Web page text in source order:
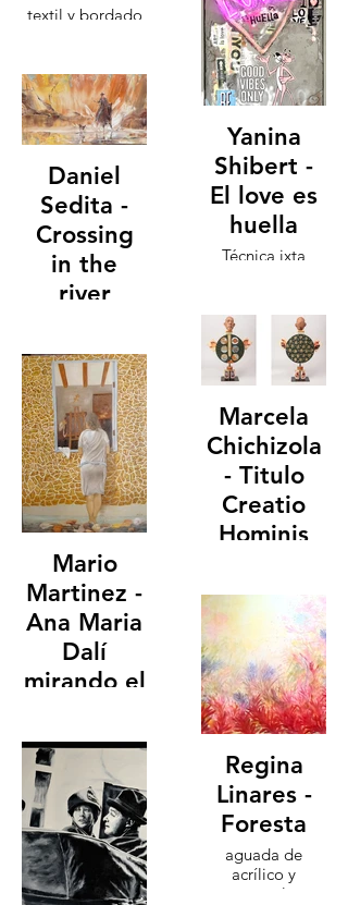
textil y bordado
Yanina
Shibert -
El love es
huella
Técnica ixta
Daniel
Sedita -
Crossing
in the
river
año 2024
Marcela
Chichizola
- Titulo
Creatio
Hominis
Mario
Martinez -
Ana Maria
Dalí
mirando el
técnica óleo
s/tela 60x45cm
2024
Regina
Linares -
Foresta
aguada de
acrílico y
acuarela